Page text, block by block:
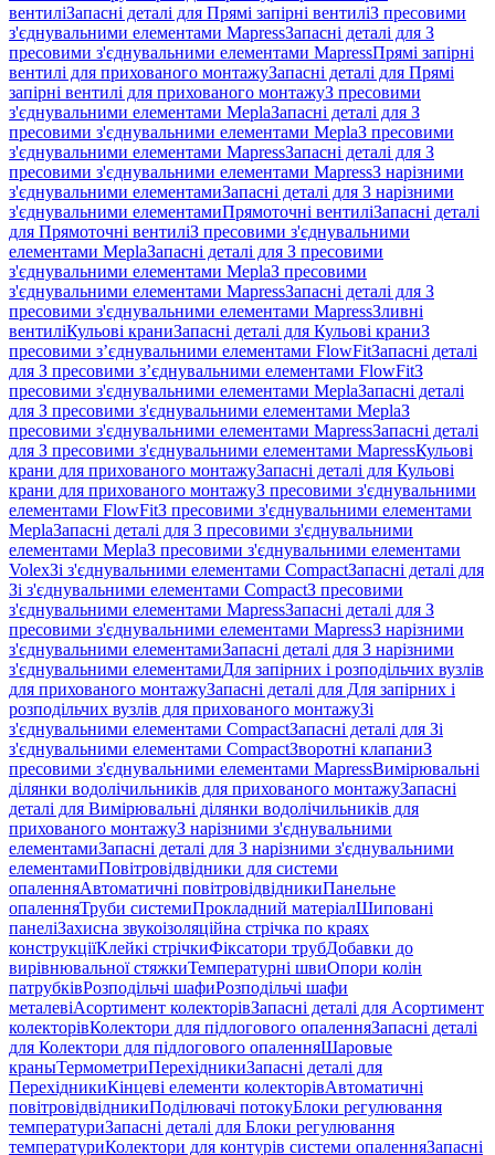
вентиліЗапасні деталі для Прямі запірні вентиліЗ пресовими
з'єднувальними елементами MapressЗапасні деталі для З
пресовими з'єднувальними елементами MapressПрямі запірні
вентилі для прихованого монтажуЗапасні деталі для Прямі
запірні вентилі для прихованого монтажуЗ пресовими
з'єднувальними елементами MeplaЗапасні деталі для З
пресовими з'єднувальними елементами MeplaЗ пресовими
з'єднувальними елементами MapressЗапасні деталі для З
пресовими з'єднувальними елементами MapressЗ нарізними
з'єднувальними елементамиЗапасні деталі для З нарізними
з'єднувальними елементамиПрямоточні вентиліЗапасні деталі
для Прямоточні вентиліЗ пресовими з'єднувальними
елементами MeplaЗапасні деталі для З пресовими
з'єднувальними елементами MeplaЗ пресовими
з'єднувальними елементами MapressЗапасні деталі для З
пресовими з'єднувальними елементами MapressЗливні
вентиліКульові краниЗапасні деталі для Кульові краниЗ
пресовими з’єднувальними елементами FlowFitЗапасні деталі
для З пресовими з’єднувальними елементами FlowFitЗ
пресовими з'єднувальними елементами MeplaЗапасні деталі
для З пресовими з'єднувальними елементами MeplaЗ
пресовими з'єднувальними елементами MapressЗапасні деталі
для З пресовими з'єднувальними елементами MapressКульові
крани для прихованого монтажуЗапасні деталі для Кульові
крани для прихованого монтажуЗ пресовими з'єднувальними
елементами FlowFitЗ пресовими з'єднувальними елементами
MeplaЗапасні деталі для З пресовими з'єднувальними
елементами MeplaЗ пресовими з'єднувальними елементами
VolexЗі з'єднувальними елементами CompactЗапасні деталі для
Зі з'єднувальними елементами CompactЗ пресовими
з'єднувальними елементами MapressЗапасні деталі для З
пресовими з'єднувальними елементами MapressЗ нарізними
з'єднувальними елементамиЗапасні деталі для З нарізними
з'єднувальними елементамиДля запірних і розподільчих вузлів
для прихованого монтажуЗапасні деталі для Для запірних і
розподільчих вузлів для прихованого монтажуЗі
з'єднувальними елементами CompactЗапасні деталі для Зі
з'єднувальними елементами CompactЗворотні клапаниЗ
пресовими з'єднувальними елементами MapressВимірювальні
ділянки водолічильників для прихованого монтажуЗапасні
деталі для Вимірювальні ділянки водолічильників для
прихованого монтажуЗ нарізними з'єднувальними
елементамиЗапасні деталі для З нарізними з'єднувальними
елементамиПовітровідвідники для системи
опаленняАвтоматичні повітровідвідникиПанельне
опаленняТруби системиПрокладний матеріалШиповані
панеліЗахисна звукоізоляційна стрічка по краях
конструкціїКлейкі стрічкиФіксатори трубДобавки до
вирівнювальної стяжкиТемпературні швиОпори колін
патрубківРозподільчі шафиРозподільчі шафи
металевіАсортимент колекторівЗапасні деталі для Асортимент
колекторівКолектори для підлогового опаленняЗапасні деталі
для Колектори для підлогового опаленняШаровые
краныТермометриПерехідникиЗапасні деталі для
ПерехідникиКінцеві елементи колекторівАвтоматичні
повітровідвідникиПоділювачі потокуБлоки регулювання
температуриЗапасні деталі для Блоки регулювання
температуриКолектори для контурів системи опаленняЗапасні